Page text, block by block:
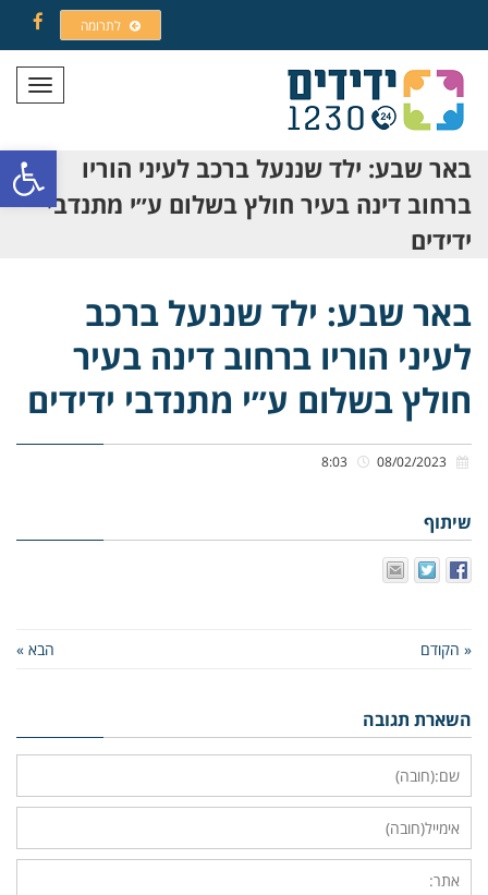
פתח
לתרומה
תפריט
באר שבע: ילד שננעל ברכב לעיני הוריו
ברחוב דינה בעיר חולץ בשלום ע״י מתנדבי
ידידים
באר שבע: ילד שננעל ברכב
לעיני הוריו ברחוב דינה בעיר
חולץ בשלום ע״י מתנדבי ידידים
שיתוף
« הקודם הבא »
השארת תגובה